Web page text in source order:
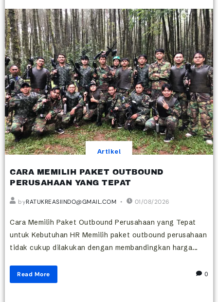
Artikel
CARA MEMILIH PAKET OUTBOUND
PERUSAHAAN YANG TEPAT
byRATUKREASIINDO@GMAIL.COM 01/08/2026
Cara Memilih Paket Outbound Perusahaan yang Tepat
untuk Kebutuhan HR Memilih paket outbound perusahaan
tidak cukup dilakukan dengan membandingkan harga...
Read More 0